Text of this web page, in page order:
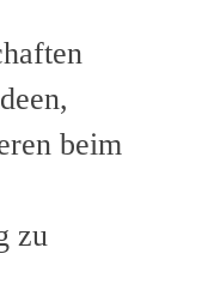
beim
zu